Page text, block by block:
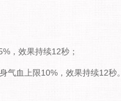
，效果持续12秒；
血上限10%，效果持续12秒。